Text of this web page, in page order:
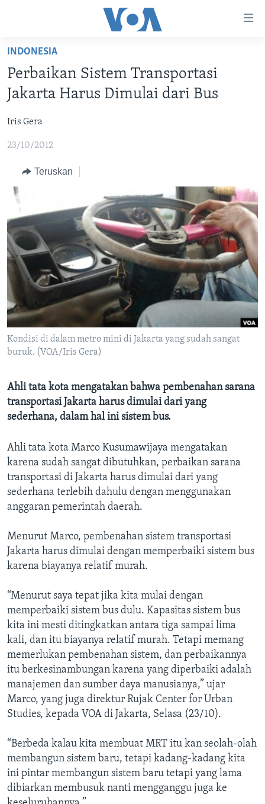
Akses
Lanjut
ke
Konten
Lanjut
ke
Utama
Lanjut
Pencarian
BERANDA
DUNIA
POLYGRAPH
DAFTAR PROGRAM
Learning English
IKUTI KAMI
Bahasa-bahasa
INDONESIA
Perbaikan Sistem Transportasi
Jakarta Harus Dimulai dari Bus
Iris Gera
23/10/2012
Teruskan
Kondisi di dalam metro mini di Jakarta yang sudah sangat
buruk. (VOA/Iris Gera)
Ahli tata kota mengatakan bahwa pembenahan sarana
transportasi Jakarta harus dimulai dari yang
sederhana, dalam hal ini sistem bus.
Ahli tata kota Marco Kusumawijaya mengatakan
karena sudah sangat dibutuhkan, perbaikan sarana
transportasi di Jakarta harus dimulai dari yang
sederhana terlebih dahulu dengan menggunakan
anggaran pemerintah daerah.
Menurut Marco, pembenahan sistem transportasi
Jakarta harus dimulai dengan memperbaiki sistem bus
karena biayanya relatif murah.
“Menurut saya tepat jika kita mulai dengan
memperbaiki sistem bus dulu. Kapasitas sistem bus
kita ini mesti ditingkatkan antara tiga sampai lima
kali, dan itu biayanya relatif murah. Tetapi memang
memerlukan pembenahan sistem, dan perbaikannya
itu berkesinambungan karena yang diperbaiki adalah
manajemen dan sumber daya manusianya,” ujar
Marco, yang juga direktur Rujak Center for Urban
Studies, kepada VOA di Jakarta, Selasa (23/10).
“Berbeda kalau kita membuat MRT itu kan seolah-olah
membangun sistem baru, tetapi kadang-kadang kita
ini pintar membangun sistem baru tetapi yang lama
dibiarkan membusuk nanti mengganggu juga ke